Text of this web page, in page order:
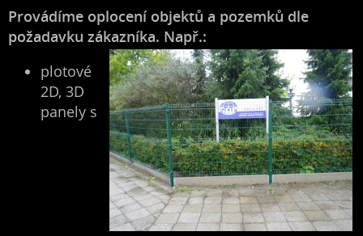
Provádíme oplocení objektů a pozemků dle
požadavku zákazníka. Např.:
plotové
2D, 3D
panely s